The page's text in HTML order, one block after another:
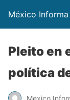
México Informa
Pleito en
política
Mexico